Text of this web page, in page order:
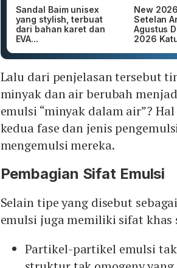
Sandal Baim unisex
yang stylish, terbuat
dari bahan karet dan
EVA...
New
Setelan
Agustus
2026
Lalu dari penjelasan tersebut
minyak dan air berubah
emulsi “minyak dalam air”?
kedua fase dan jenis
mengemulsi mereka.
Pembagian Sifat Emulsi
Selain tipe yang disebut
emulsi juga memiliki sifat khas
Partikel-partikel emulsi